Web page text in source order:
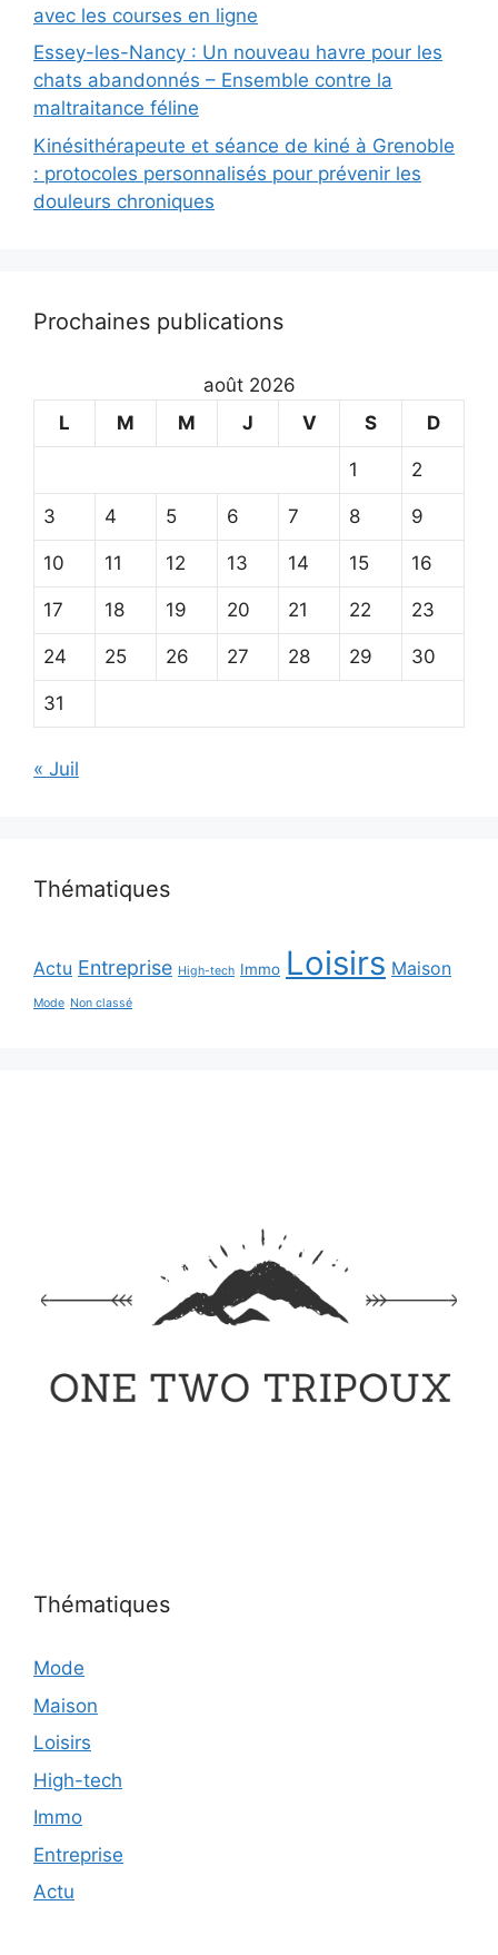
avec les courses en ligne
Essey-les-Nancy : Un nouveau havre pour les
chats abandonnés – Ensemble contre la
maltraitance féline
Kinésithérapeute et séance de kiné à Grenoble
: protocoles personnalisés pour prévenir les
douleurs chroniques
Prochaines publications
août 2026
L
M M J V S D
1 2
3 4 5 6 7 8 9
10 11 12 13 14 15 16
17 18 19 20 21 22 23
24 25 26 27 28 29 30
31
« Juil
Thématiques
Actu Entreprise High-tech Immo Loisirs Maison
Mode Non classé
Thématiques
Mode
Maison
Loisirs
High-tech
Immo
Entreprise
Actu